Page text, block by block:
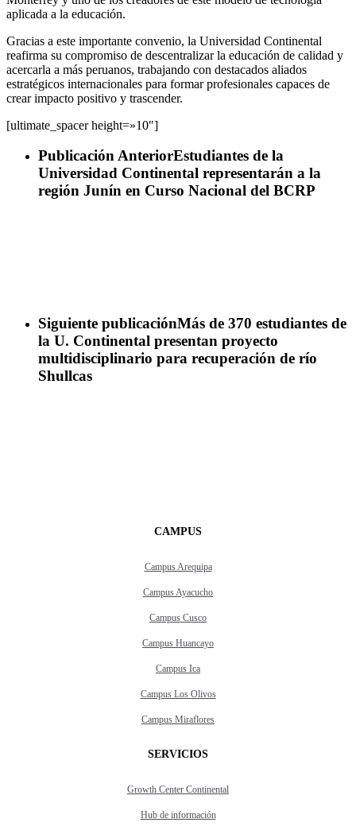
aplicada a la educación.
Gracias a este importante convenio, la Universidad Continental
reafirma su compromiso de descentralizar la educación de calidad y
acercarla a más peruanos, trabajando con destacados aliados
estratégicos internacionales para formar profesionales capaces de
crear impacto positivo y trascender.
[ultimate_spacer height=»10″]
Publicación AnteriorEstudiantes de la
Universidad Continental representarán a la
región Junín en Curso Nacional del BCRP
Siguiente publicaciónMás de 370 estudiantes de
la U. Continental presentan proyecto
multidisciplinario para recuperación de río
Shullcas
CAMPUS
Campus Arequipa
Campus Ayacucho
Campus Cusco
Campus Huancayo
Campus Ica
Campus Los Olivos
Campus Miraflores
SERVICIOS
Growth Center Continental
Hub de información